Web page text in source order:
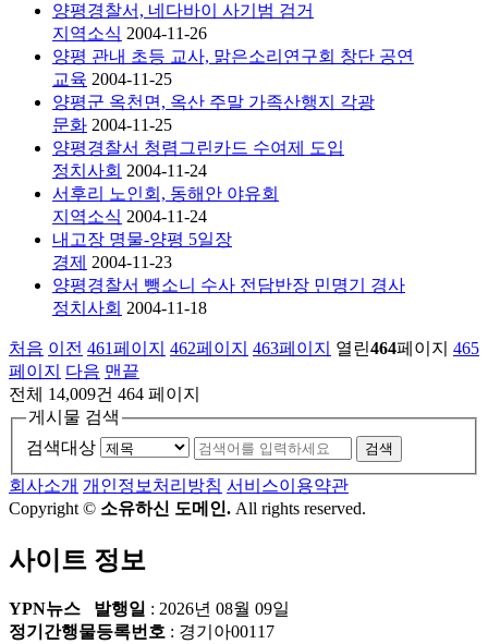
양평경찰서, 네다바이 사기범 검거
지역소식 2004-11-26
양평 관내 초등 교사, 맑은소리연구회 창단 공연
교육 2004-11-25
양평군 옥천면, 옥산 주말 가족산행지 각광
문화 2004-11-25
양평경찰서 청렴그린카드 수여제 도입
정치사회 2004-11-24
서후리 노인회, 동해안 야유회
지역소식 2004-11-24
내고장 명물-양평 5일장
경제 2004-11-23
양평경찰서 뺑소니 수사 전담반장 민명기 경사
정치사회 2004-11-18
처음 이전 461페이지 462페이지 463페이지 열린464페이지 465
페이지
다음 맨끝
전체 14,009건 464 페이지
게시물 검색
검색대상
검색
회사소개 개인정보처리방침 서비스이용약관
Copyright © 소유하신 도메인. All rights reserved.
사이트 정보
YPN뉴스 발행일 : 2026년 08월 09일
정기간행물등록번호 : 경기아00117